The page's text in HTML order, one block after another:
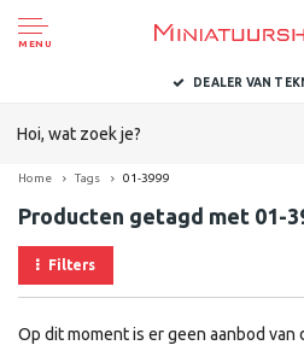
MENU
DEALER VAN
Home Tags 01-3999
Producten getagd met 01-
Filters
Op dit moment is er geen aanbod van